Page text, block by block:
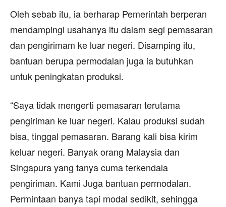
Oleh sebab itu, ia berharap Pemerintah berperan
mendampingi usahanya itu dalam segi pemasaran
dan pengirimam ke luar negeri. Disamping itu,
bantuan berupa permodalan juga ia butuhkan
untuk peningkatan produksi.
“Saya tidak mengerti pemasaran terutama
pengiriman ke luar negeri. Kalau produksi sudah
bisa, tinggal pemasaran. Barang kali bisa kirim
keluar negeri. Banyak orang Malaysia dan
Singapura yang tanya cuma terkendala
pengiriman. Kami Juga bantuan permodalan.
Permintaan banya tapi modal sedikit, sehingga